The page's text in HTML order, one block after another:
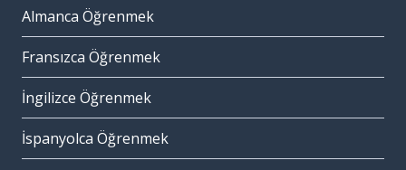
Almanca Öğrenmek
Fransızca Öğrenmek
İngilizce Öğrenmek
İspanyolca Öğrenmek